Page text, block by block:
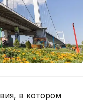
в котором